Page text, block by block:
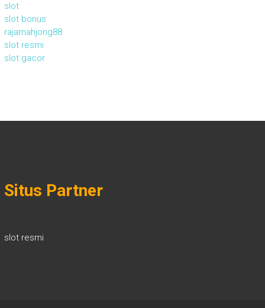
slot
slot bonus
rajamahjong88
slot resmi
slot gacor
Situs Partner
slot resmi